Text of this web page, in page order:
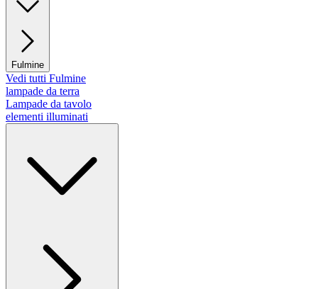
Fulmine
Vedi tutti Fulmine
lampade da terra
Lampade da tavolo
elementi illuminati